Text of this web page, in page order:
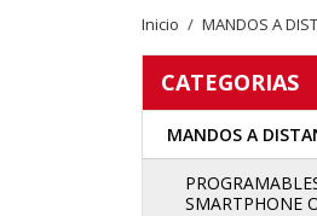
Inicio MANDOS A
CATEGORIAS
MANDOS A
SMARTPHONE